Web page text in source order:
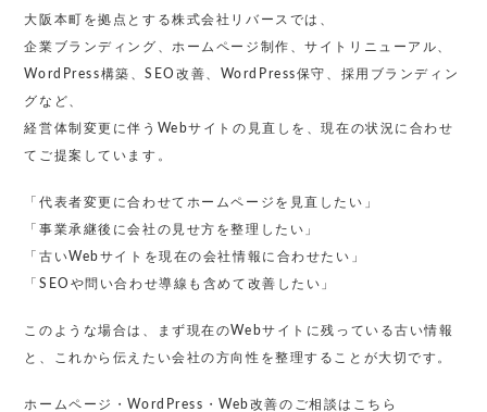
大阪本町を拠点とする株式会社リバースでは、
企業ブランディング、ホームページ制作、サイトリニューアル、
WordPress構築、SEO改善、WordPress保守、採用ブランディン
グなど、
経営体制変更に伴うWebサイトの見直しを、現在の状況に合わせ
てご提案しています。
「代表者変更に合わせてホームページを見直したい」
「事業承継後に会社の見せ方を整理したい」
「古いWebサイトを現在の会社情報に合わせたい」
「SEOや問い合わせ導線も含めて改善したい」
このような場合は、まず現在のWebサイトに残っている古い情報
と、これから伝えたい会社の方向性を整理することが大切です。
ホームページ・WordPress・Web改善のご相談はこちら